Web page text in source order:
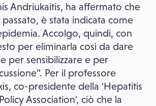
Andriukaitis, ha affermato che
passato, è stata indicata come
Accolgo, quindi, con
per eliminarla così da dare
per sensibilizzare e per
Per il professore
co-presidente della 'Hepatitis
Association', ciò che la